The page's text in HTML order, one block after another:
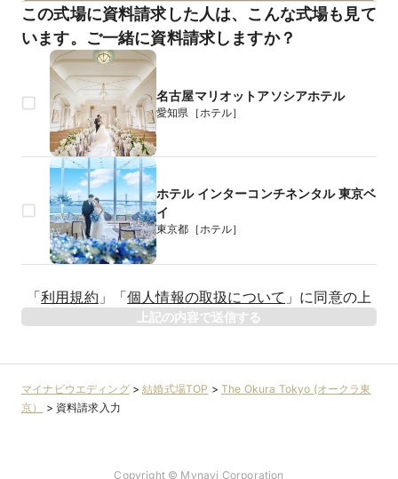
この式場に資料請求した人は、こんな式場も見て
います。ご一緒に資料請求しますか？
名古屋マリオットアソシアホテル
愛知県［ホテル］
ホテル インターコンチネンタル 東京ベ
イ
東京都［ホテル］
年
「利用規約 」 「個人情報の取扱について 」 に同意の上
上記の内容で送信する
マイナビウエディング>結婚式場TOP > The Okura Tokyo (オークラ東
京）
> 資料請求入力
Copyright © Mynavi Corporation